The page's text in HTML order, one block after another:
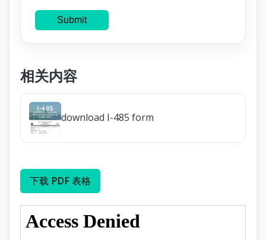
Submit
相关内容
download I-485 form
下载 PDF 表格